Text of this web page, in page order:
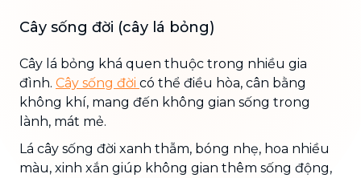
Cây sống đời (cây lá bỏng)
Cây lá bỏng khá quen thuộc trong nhiều gia
đình. Cây sống đời có thể điều hòa, cân bằng
không khí, mang đến không gian sống trong
lành, mát mẻ.
Lá cây sống đời xanh thẫm, bóng nhẹ, hoa nhiều
màu, xinh xắn giúp không gian thêm sống động,